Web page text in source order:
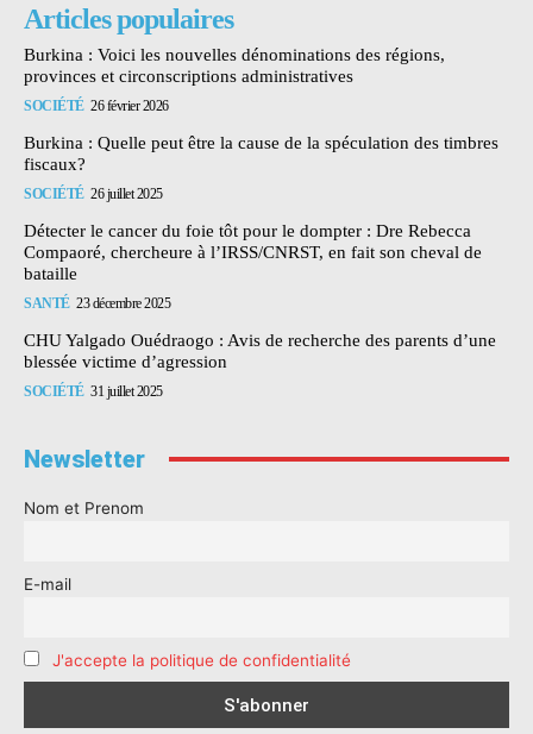
Articles populaires
Burkina : Voici les nouvelles dénominations des régions,
provinces et circonscriptions administratives
SOCIÉTÉ 26 février 2026
Burkina : Quelle peut être la cause de la spéculation des timbres
fiscaux?
SOCIÉTÉ 26 juillet 2025
Détecter le cancer du foie tôt pour le dompter : Dre Rebecca
Compaoré, chercheure à l’IRSS/CNRST, en fait son cheval de
bataille
SANTÉ 23 décembre 2025
CHU Yalgado Ouédraogo : Avis de recherche des parents d’une
blessée victime d’agression
SOCIÉTÉ 31 juillet 2025
Newsletter
Nom et Prenom
E-mail
J'accepte la politique de confidentialité